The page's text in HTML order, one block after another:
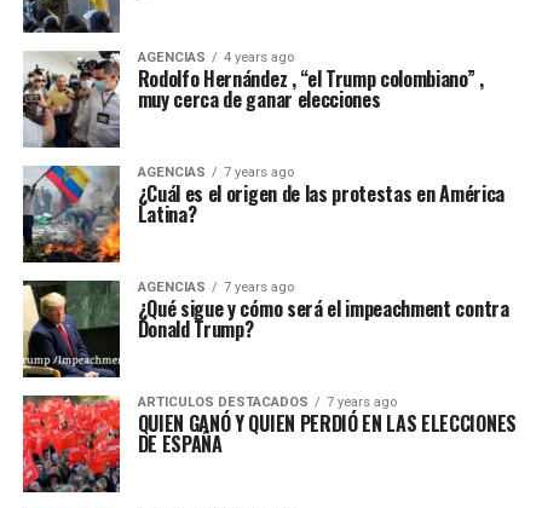
AGENCIAS 4 years ago
Rodolfo Hernández , “el Trump colombiano” ,
muy cerca de ganar elecciones
AGENCIAS 7 years ago
¿Cuál es el origen de las protestas en América
Latina?
AGENCIAS 7 years ago
¿Qué sigue y cómo será el impeachment contra
Donald Trump?
ARTICULOS DESTACADOS 7 years ago
QUIEN GANÓ Y QUIEN PERDIÓ EN LAS ELECCIONES
DE ESPAÑA